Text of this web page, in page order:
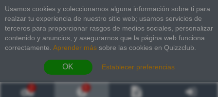
Usamos cookies y coleccionamos alguna información sobre ti para
realzar tu experiencia de nuestro sitio web; usamos servicios de
terceros para proporcionar rasgos de medios sociales, personalizar
contenido y anuncios, y asegurarnos que la página web funciona
correctamente. Aprender más sobre las cookies en Quizzclub.
OK Establecer preferencias
2